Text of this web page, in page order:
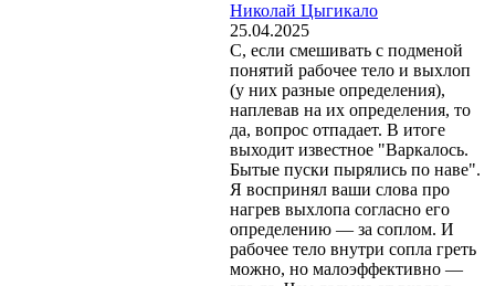
Николай Цыгикало
25.04.2025
С, если смешивать с подменой
понятий рабочее тело и выхлоп
(у них разные определения),
наплевав на их определения, то
да, вопрос отпадает. В итоге
выходит известное "Варкалось.
Бытые пуски пырялись по наве".
Я воспринял ваши слова про
нагрев выхлопа согласно его
определению — за соплом. И
рабочее тело внутри сопла греть
можно, но малоэффективно —